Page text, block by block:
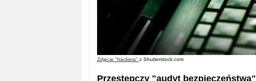
Zdjęcie "hackera" z Shutterstock.com
Przestępczy "audyt bezpieczeństwa"